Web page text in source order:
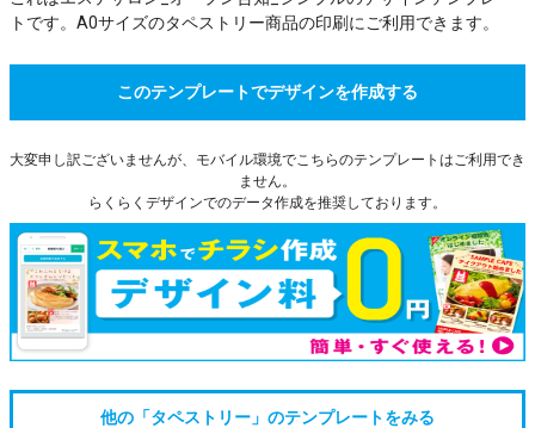
トです。A0サイズのタペストリー商品の印刷にご利用できます。
このテンプレートでデザインを作成する
大変申し訳ございませんが、モバイル環境でこちらのテンプレートはご利用でき
ません。
らくらくデザインでのデータ作成を推奨しております。
他の「タペストリー」のテンプレートをみる